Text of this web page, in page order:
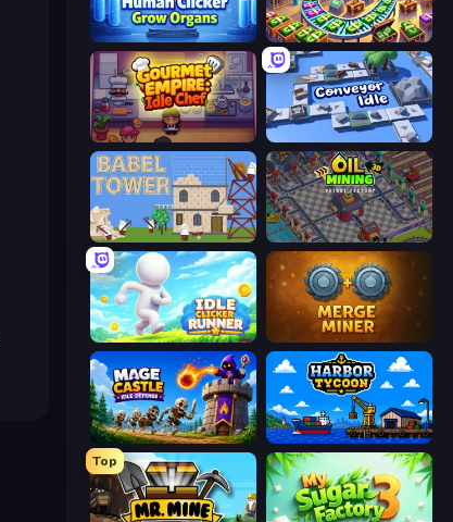
Human Clicker: Grow Organs Money Factory: Tycoon Idle Game
Conveyor Idle
Babel Tower Oil Mining 3D: Petrol Factory
Idle Clicker Runner Merge Miner
Mage Castle Idle Defense Harbor Tycoon
Top